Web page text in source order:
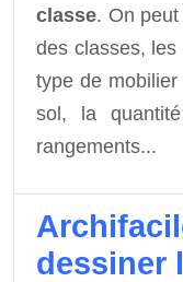
classe. On
des classes,
type de
sol,
la
rangements...
dessiner